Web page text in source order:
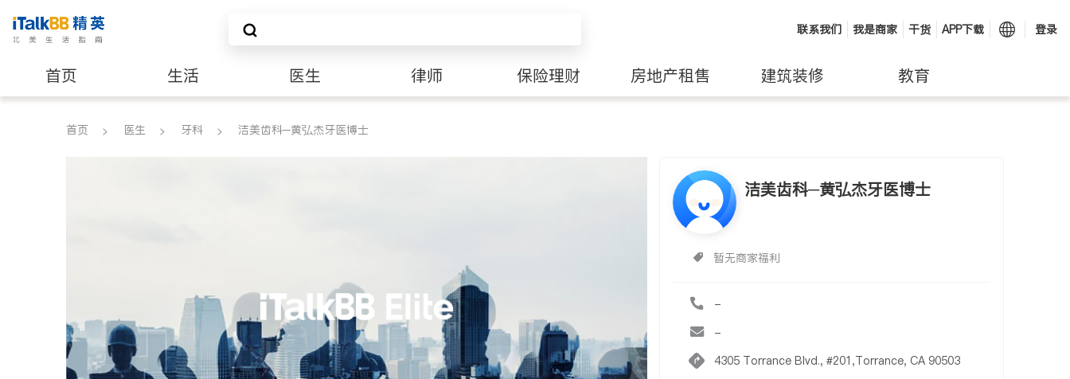
联系我们 我是商家 干货 APP下载 登录
首页 生活 医生 律师 保险理财 房地产租售 建筑装修 教育
养老 非盈利组织
首页 医生 牙科 洁美齿科─黄弘杰牙医博士
洁美齿科─黄弘杰牙医博士
暂无商家福利
-
-
4305 Torrance Blvd., #201,Torrance, CA 90503